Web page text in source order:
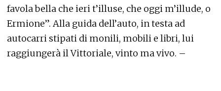
favola bella che ieri t’illuse, che oggi m’illude, o
Ermione”. Alla guida dell’auto, in testa ad
autocarri stipati di monili, mobili e libri, lui
raggiungerà il Vittoriale, vinto ma vivo. –